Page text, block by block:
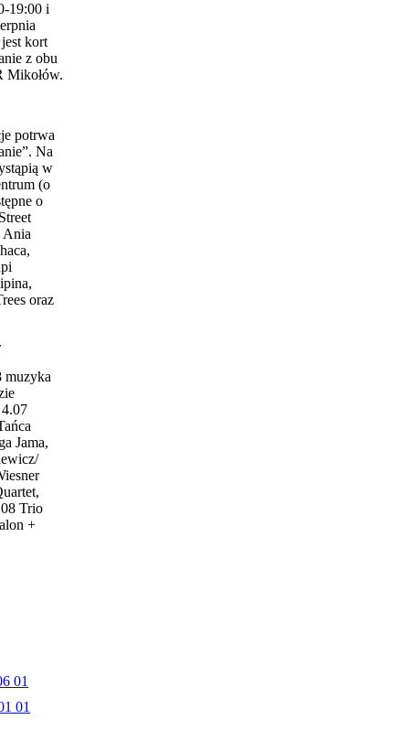
19:00 i
kort
z obu
Mikołów.
potrwa
Na
w
(o
o
Ania
oraz
muzyka
Jama,
Trio
+